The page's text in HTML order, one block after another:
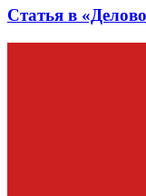
Статья в